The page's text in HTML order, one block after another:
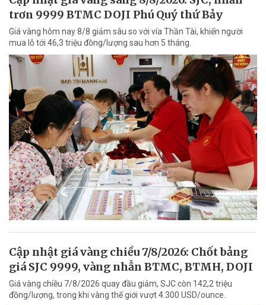
trơn 9999 BTMC DOJI Phú Quý thứ Bảy
Giá vàng hôm nay 8/8 giảm sâu so với vía Thần Tài, khiến người
mua lỗ tới 46,3 triệu đồng/lượng sau hơn 5 tháng.
Cập nhật giá vàng chiều 7/8/2026: Chốt bảng
giá SJC 9999, vàng nhẫn BTMC, BTMH, DOJI
Giá vàng chiều 7/8/2026 quay đầu giảm, SJC còn 142,2 triệu
đồng/lượng, trong khi vàng thế giới vượt 4.300 USD/ounce.